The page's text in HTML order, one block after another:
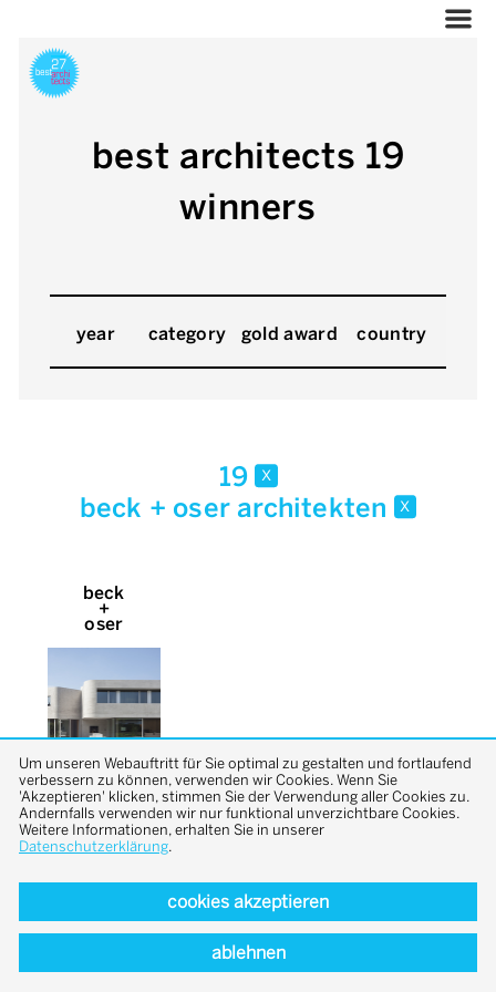
best architects 19
winners
year category gold award country
19 x
beck + oser architekten x
beck
+
oser
back to top
Um unseren Webauftritt für Sie optimal zu gestalten und fortlaufend
verbessern zu können, verwenden wir Cookies. Wenn Sie
'Akzeptieren' klicken, stimmen Sie der Verwendung aller Cookies zu.
Andernfalls verwenden wir nur funktional unverzichtbare Cookies.
Weitere Informationen, erhalten Sie in unserer
Datenschutzerklärung.
cookies akzeptieren
ablehnen